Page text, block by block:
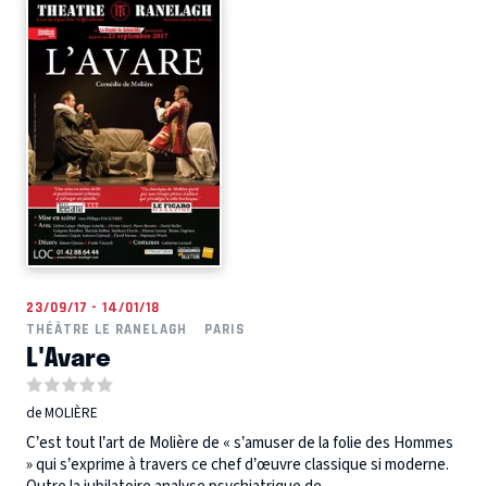
23/09/17 - 14/01/18
THÉÂTRE LE RANELAGH
PARIS
L'Avare
de MOLIÈRE
C’est tout l’art de Molière de « s’amuser de la folie des Hommes
» qui s’exprime à travers ce chef d’œuvre classique si moderne.